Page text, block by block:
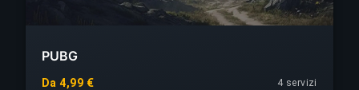
PUBG
Da 4,99 €
4 servizi